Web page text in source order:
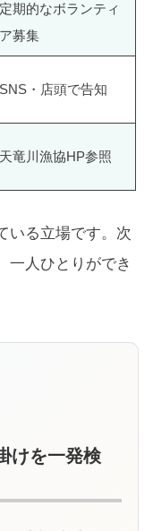
定期的なボランティ
ア募集
SNS・店頭で告知
天竜川漁協HP参照
いる立場です。次
一人ひとりができ
けを一発検